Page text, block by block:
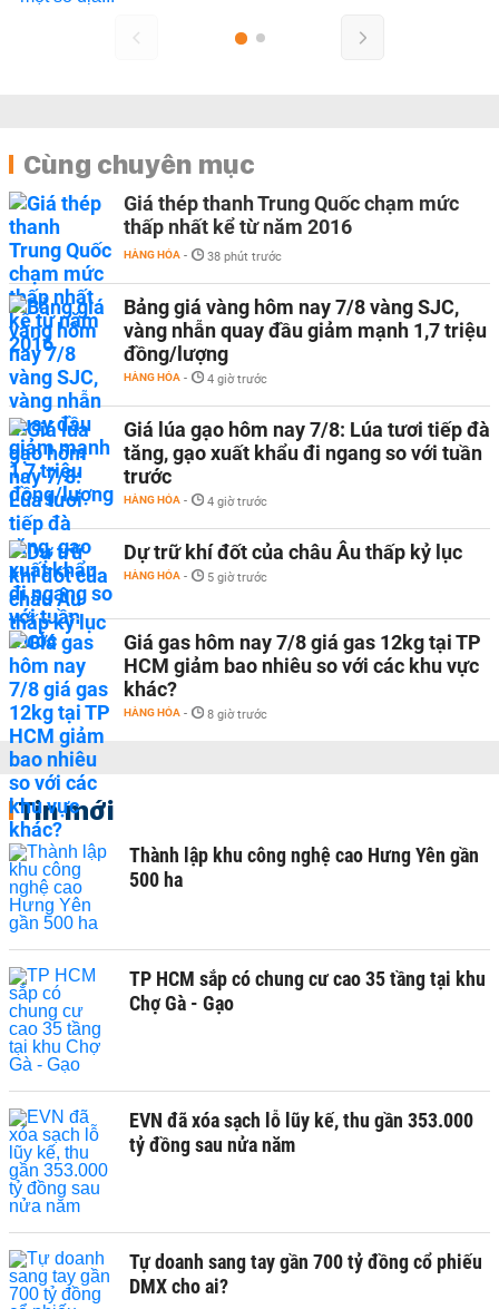
Cùng chuyên mục
Giá thép thanh Trung Quốc chạm mức
thấp nhất kể từ năm 2016
HÀNG HÓA - 38 phút trước
Bảng giá vàng hôm nay 7/8 vàng SJC,
vàng nhẫn quay đầu giảm mạnh 1,7 triệu
đồng/lượng
HÀNG HÓA - 4 giờ trước
Giá lúa gạo hôm nay 7/8: Lúa tươi tiếp đà
tăng, gạo xuất khẩu đi ngang so với tuần
trước
HÀNG HÓA - 4 giờ trước
Dự trữ khí đốt của châu Âu thấp kỷ lục
HÀNG HÓA - 5 giờ trước
Giá gas hôm nay 7/8 giá gas 12kg tại TP
HCM giảm bao nhiêu so với các khu vực
khác?
HÀNG HÓA - 8 giờ trước
Tin mới
Thành lập khu công nghệ cao Hưng Yên gần
500 ha
TP HCM sắp có chung cư cao 35 tầng tại khu
Chợ Gà - Gạo
EVN đã xóa sạch lỗ lũy kế, thu gần 353.000
tỷ đồng sau nửa năm
Tự doanh sang tay gần 700 tỷ đồng cổ phiếu
DMX cho ai?